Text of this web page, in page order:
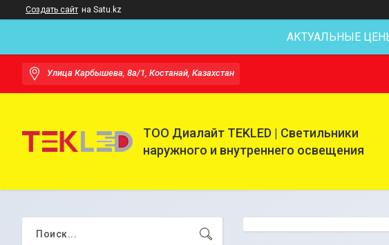
Создать сайт на Satu.kz
АКТУАЛЬНЫЕ
Улица Карбышева, 8а/1, Костанай, Казахстан
ТОО Диалайт TEKLED | Светильники
наружного и внутреннего освещения